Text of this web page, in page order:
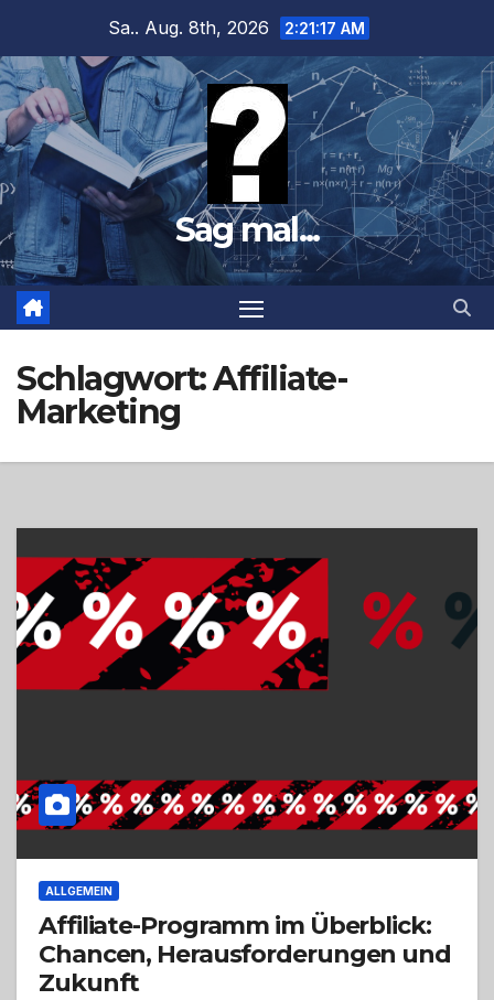
springen
Sa.. Aug. 8th, 2026 2:21:18 AM
Sag mal...
Schlagwort:Affiliate-
Marketing
ALLGEMEIN
Affiliate-Programm im Überblick:
Chancen, Herausforderungen und
Zukunft